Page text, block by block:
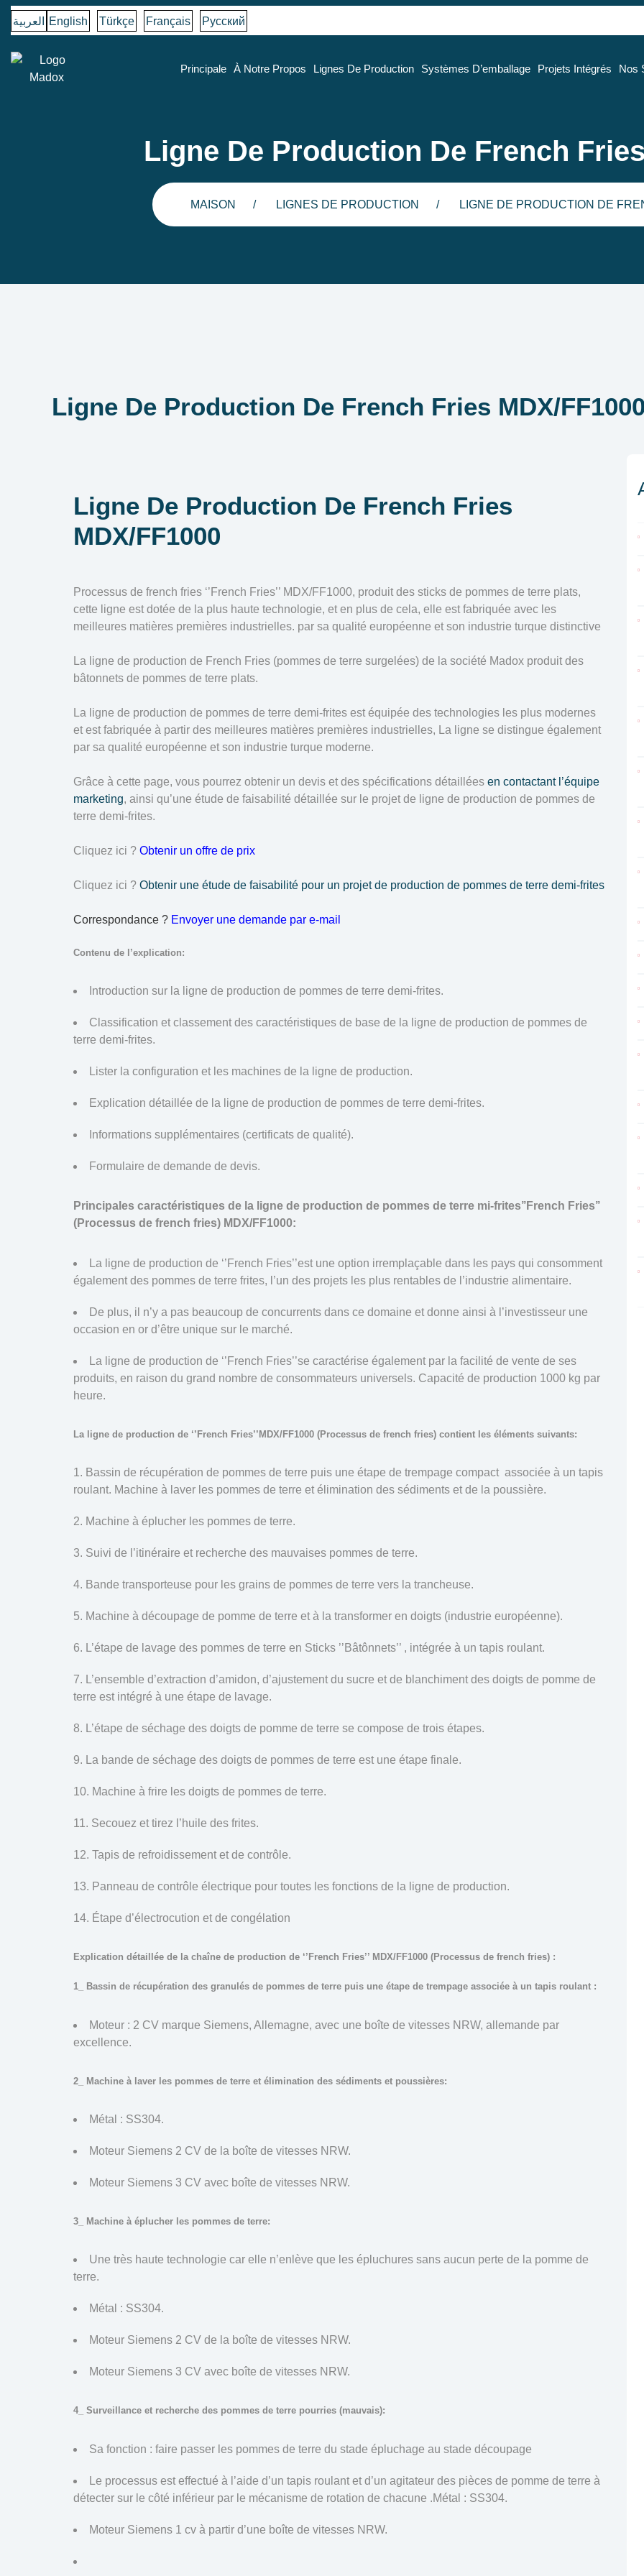
العربية English Türkçe Français Русский
Principale À Notre Propos Lignes De Production Systèmes D’emballage Projets Intégrés Nos
Ligne De Production De French
MAISON LIGNES DE PRODUCTION LIGNE DE PRODUCTION DE
Ligne De Production De French Fries MDX/FF1000
Ligne De Production De French Fries
MDX/FF1000
Processus de french fries ‘’French Fries’’ MDX/FF1000, produit des sticks de pommes de terre plats,
cette ligne est dotée de la plus haute technologie, et en plus de cela, elle est fabriquée avec les
meilleures matières premières industrielles. par sa qualité européenne et son industrie turque distinctive
La ligne de production de French Fries (pommes de terre surgelées) de la société Madox produit des
bâtonnets de pommes de terre plats.
La ligne de production de pommes de terre demi-frites est équipée des technologies les plus modernes
et est fabriquée à partir des meilleures matières premières industrielles, La ligne se distingue également
par sa qualité européenne et son industrie turque moderne.
Grâce à cette page, vous pourrez obtenir un devis et des spécifications détaillées en contactant l’équipe
marketing, ainsi qu’une étude de faisabilité détaillée sur le projet de ligne de production de pommes de
terre demi-frites.
Cliquez ici ? Obtenir un offre de prix
Cliquez ici ? Obtenir une étude de faisabilité pour un projet de production de pommes de terre demi-frites
Correspondance ? Envoyer une demande par e-mail
Contenu de l’explication:
Introduction sur la ligne de production de pommes de terre demi-frites.
Classification et classement des caractéristiques de base de la ligne de production de pommes de
terre demi-frites.
Lister la configuration et les machines de la ligne de production.
Explication détaillée de la ligne de production de pommes de terre demi-frites.
Informations supplémentaires (certificats de qualité).
Formulaire de demande de devis.
Principales caractéristiques de la ligne de production de pommes de terre mi-frites’’French Fries’’
(Processus de french fries) MDX/FF1000:
La ligne de production de ‘’French Fries’’est une option irremplaçable dans les pays qui consomment
également des pommes de terre frites, l’un des projets les plus rentables de l’industrie alimentaire.
De plus, il n’y a pas beaucoup de concurrents dans ce domaine et donne ainsi à l’investisseur une
occasion en or d’être unique sur le marché.
La ligne de production de ‘’French Fries’’se caractérise également par la facilité de vente de ses
produits, en raison du grand nombre de consommateurs universels. Capacité de production 1000 kg par
heure.
La ligne de production de ‘’French Fries’’MDX/FF1000 (Processus de french fries) contient les éléments suivants:
Bassin de récupération de pommes de terre puis une étape de trempage compact associée à un tapis
roulant. Machine à laver les pommes de terre et élimination des sédiments et de la poussière.
Machine à éplucher les pommes de terre.
Suivi de l’itinéraire et recherche des mauvaises pommes de terre.
Bande transporteuse pour les grains de pommes de terre vers la trancheuse.
Machine à découpage de pomme de terre et à la transformer en doigts (industrie européenne).
L’étape de lavage des pommes de terre en Sticks ’’Bâtônnets’’ , intégrée à un tapis roulant.
L’ensemble d’extraction d’amidon, d’ajustement du sucre et de blanchiment des doigts de pomme de
terre est intégré à une étape de lavage.
L’étape de séchage des doigts de pomme de terre se compose de trois étapes.
La bande de séchage des doigts de pommes de terre est une étape finale.
Machine à frire les doigts de pommes de terre.
Secouez et tirez l’huile des frites.
Tapis de refroidissement et de contrôle.
Panneau de contrôle électrique pour toutes les fonctions de la ligne de production.
Étape d’électrocution et de congélation
Explication détaillée de la chaîne de production de ‘’French Fries’’ MDX/FF1000 (Processus de french fries) :
1_ Bassin de récupération des granulés de pommes de terre puis une étape de trempage associée à un tapis roulant :
Moteur : 2 CV marque Siemens, Allemagne, avec une boîte de vitesses NRW, allemande par
excellence.
2_ Machine à laver les pommes de terre et élimination des sédiments et poussières:
Métal : SS304.
Moteur Siemens 2 CV de la boîte de vitesses NRW.
Moteur Siemens 3 CV avec boîte de vitesses NRW.
3_ Machine à éplucher les pommes de terre:
Une très haute technologie car elle n’enlève que les épluchures sans aucun perte de la pomme de
terre.
Métal : SS304.
Moteur Siemens 2 CV de la boîte de vitesses NRW.
Moteur Siemens 3 CV avec boîte de vitesses NRW.
4_ Surveillance et recherche des pommes de terre pourries (mauvais):
Sa fonction : faire passer les pommes de terre du stade épluchage au stade découpage
Le processus est effectué à l’aide d’un tapis roulant et d’un agitateur des pièces de pomme de terre à
détecter sur le côté inférieur par le mécanisme de rotation de chacune .Métal : SS304.
Moteur Siemens 1 cv à partir d’une boîte de vitesses NRW.